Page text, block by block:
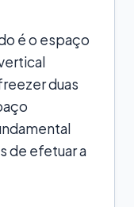
é o espaço
duas
de efetuar a